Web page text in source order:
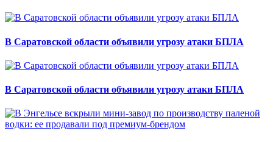
В Саратовской области объявили угрозу атаки БПЛА
В Саратовской области объявили угрозу атаки БПЛА